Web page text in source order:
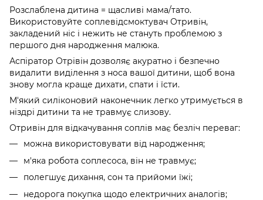
Розслаблена дитина = щасливі мама/тато.
Використовуйте соплевідсмоктувач Отривін,
закладений ніс і нежить не стануть проблемою з
першого дня народження малюка.
Аспіратор Отрівін дозволяє акуратно і безпечно
видалити виділення з носа вашої дитини, щоб вона
знову могла краще дихати, спати і їсти.
М'який силіконовий наконечник легко утримується в
ніздрі дитини та не травмує слизову.
Отривін для відкачування соплів має безліч переваг:
можна використовувати від народження;
м'яка робота соплесоса, він не травмує;
полегшує дихання, сон та прийоми їжі;
недорога покупка щодо електричних аналогів;